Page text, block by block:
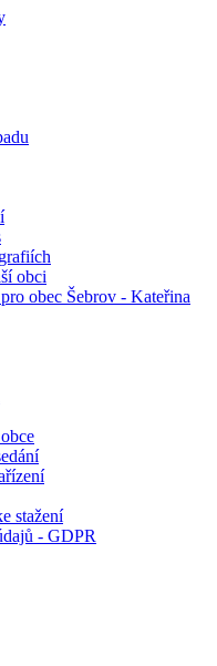
obci
obec Šebrov - Kateřina
stažení
- GDPR